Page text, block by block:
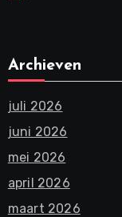
Archieven
juli 2026
juni 2026
mei 2026
april 2026
maart 2026